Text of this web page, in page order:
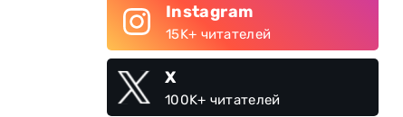
Instagram
15K+ читателей
X
100K+ читателей